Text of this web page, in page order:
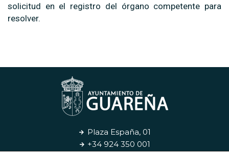
solicitud en el registro del órgano competente para
resolver.
Plaza España, 01
+34 924 350 001